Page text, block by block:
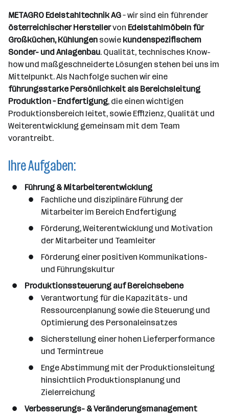
r
l
l
e
n
t
g
e
b
e
r
r
b
e
i
t
e
r
*
i
n
n
n
n
a
n
d
o
r
t
e
METAGRO Edelstahltechnik AG– wir sind ein führender
österreichischer Herstellervon Edelstahlmöbeln für
Großküchen, Kühlungen sowie kundenspezifischem
Sonder- und Anlagenbau. Qualität, technisches Know-
how und maßgeschneiderte Lösungen stehen bei uns im
Mittelpunkt. Als Nachfolge suchen wir eine
führungsstarke Persönlichkeit als Bereichsleitung
Produktion – Endfertigung, die einen wichtigen
Produktionsbereich leitet, sowie Effizienz, Qualität und
Weiterentwicklung gemeinsam mit dem Team
vorantreibt.
Ihre Aufgaben:
Führung & Mitarbeiterentwicklung
Fachliche und disziplinäre Führung der
Mitarbeiter im Bereich Endfertigung
Förderung, Weiterentwicklung und Motivation
der Mitarbeiter und Teamleiter
Förderung einer positiven Kommunikations-
und Führungskultur
Produktionssteuerung auf Bereichsebene
Verantwortung für die Kapazitäts- und
Ressourcenplanung sowie die Steuerung und
Optimierung des Personaleinsatzes
Sicherstellung einer hohen Lieferperformance
und Termintreue
Enge Abstimmung mit der Produktionsleitung
hinsichtlich Produktionsplanung und
Zielerreichung
Verbesserungs- & Veränderungsmanagement